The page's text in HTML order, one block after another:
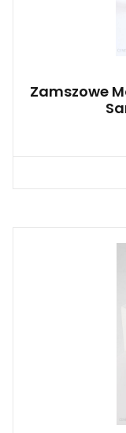
Zamszowe